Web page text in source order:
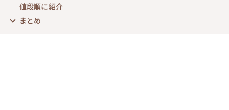
値段順に紹介
まとめ